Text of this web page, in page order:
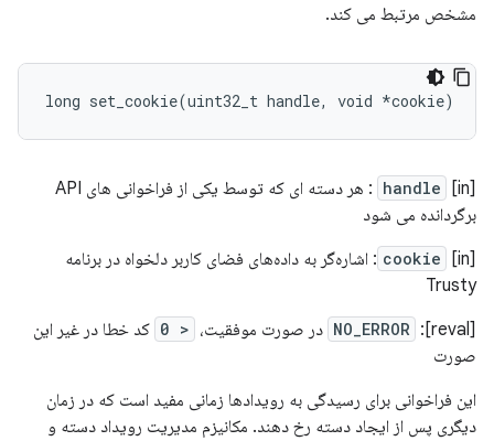
مشخص مرتبط می کند.
long set_cookie(uint32_t handle, void *cookie)
[in]
handle
: هر دسته ای که توسط یکی از فراخوانی های API
برگردانده می شود
cookie [in]: اشاره‌گر به داده‌های فضای کاربر دلخواه در برنامه
Trusty
[reval]:
NO_ERROR در صورت موفقیت، < 0
کد خطا در غیر این
صورت
این فراخوانی برای رسیدگی به رویدادها زمانی مفید است که در زمان
دیگری پس از ایجاد دسته رخ دهند. مکانیزم مدیریت رویداد دسته و